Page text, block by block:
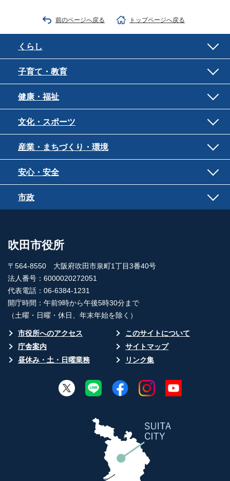
前のページへ戻る トップページへ戻る
くらし
子育て・教育
健康・福祉
文化・スポーツ
産業・まちづくり・環境
安心・安全
市政
吹田市役所
〒564-8550 大阪府吹田市泉町1丁目3番40号
法人番号：6000020272051
代表電話：06-6384-1231
開庁時間：午前9時から午後5時30分まで
（土曜・日曜・休日、年末年始を除く）
市役所へのアクセス
このサイトについて
庁舎案内
サイトマップ
昼休み・土・日曜業務
リンク集